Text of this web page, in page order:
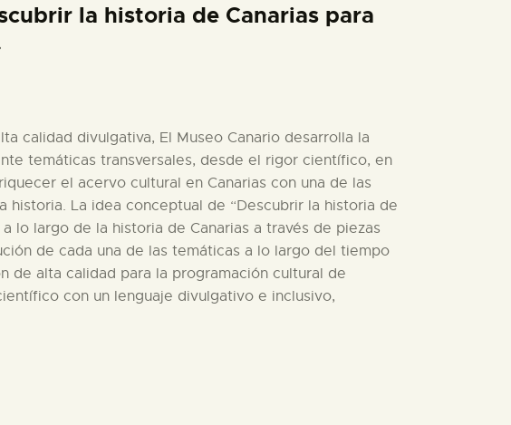
la historia de Canarias para
calidad divulgativa, El Museo Canario desarrolla la
temáticas transversales, desde el rigor científico, en
el acervo cultural en Canarias con una de las
historia. La idea conceptual de “Descubrir la historia de
lo largo de la historia de Canarias a través de piezas
de cada una de las temáticas a lo largo del tiempo
de alta calidad para la programación cultural de
con un lenguaje divulgativo e inclusivo,